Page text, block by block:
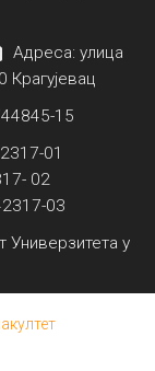
Адреса: улица
15
01
02
03
у